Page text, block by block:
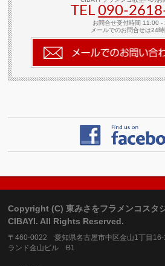
TEL090-
お問合せ受付時間 11:00 -
メールでのお問合せは24
Copyright (C) 東みさをフラメンコスタ
CIBAYI. All Rights Reserved.
〒460-0022 愛知県名古屋市中区金山1丁目
ランド金山ビル B1